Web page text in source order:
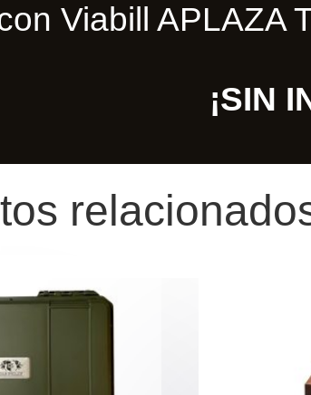
Viabill APLAZA
¡SIN